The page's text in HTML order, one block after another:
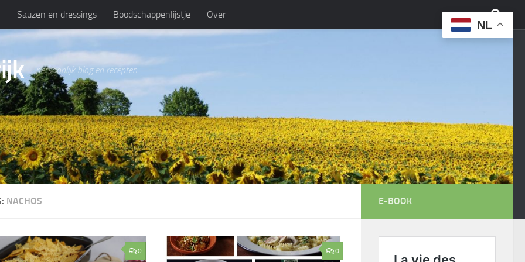
Sauzen en dressings Boodschappenlijstje Over
persoonlijk blog en recepten
NACHOS
0 0
E-BOOK
NL